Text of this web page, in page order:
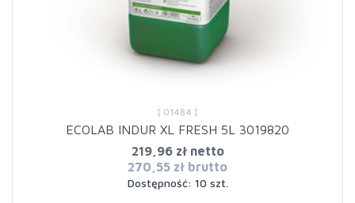
[ 01484 ]
ECOLAB INDUR XL FRESH 5L 3019820
219,96 zł netto
270,55 zł brutto
Dostępność: 10 szt.